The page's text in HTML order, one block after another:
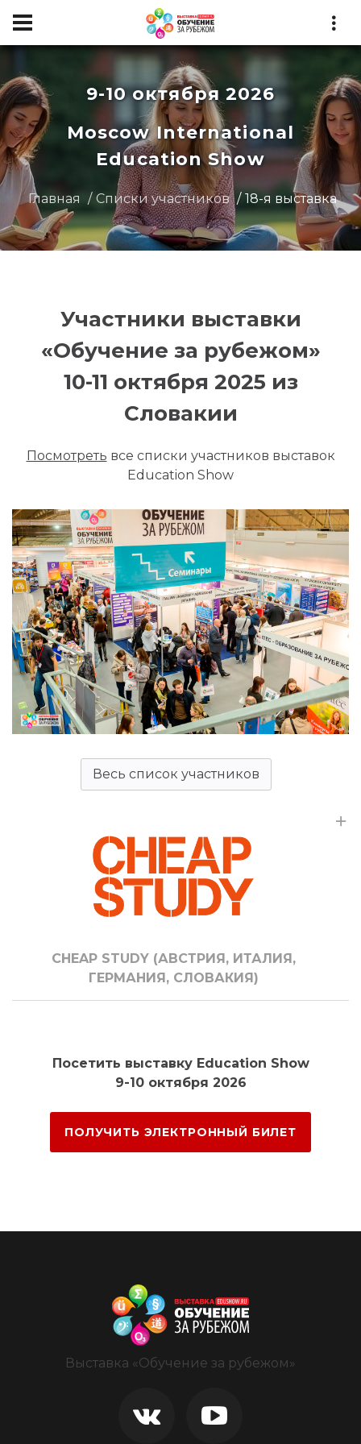
9-10 октября 2026
Moscow International
Education Show
Главная Списки участников 18-я выставка
Участники выставки
«Обучение за рубежом»
10-11 октября 2025 из
Словакии
Посмотреть все списки участников выставок
Education Show
Весь список участников
CHEAP STUDY (АВСТРИЯ, ИТАЛИЯ,
ГЕРМАНИЯ, СЛОВАКИЯ)
Посетить выставку Education Show
9-10 октября 2026
ПОЛУЧИТЬ ЭЛЕКТРОННЫЙ БИЛЕТ
Выставка «Обучение за рубежом»